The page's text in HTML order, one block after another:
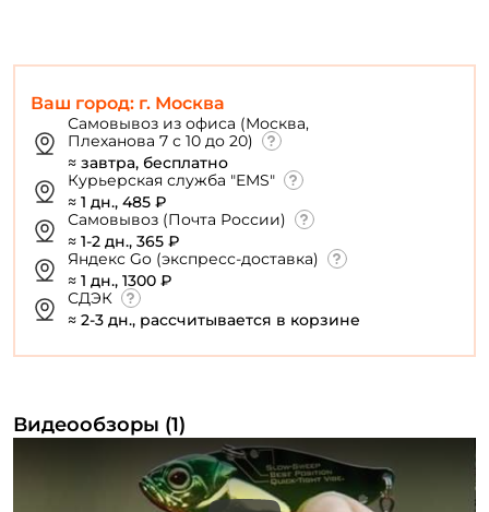
Ваш город: г. Москва
Самовывоз из офиса (Москва,
Плеханова 7 с 10 до 20)
≈ завтра, бесплатно
Курьерская служба "EMS"
≈ 1 дн., 485 ₽
Самовывоз (Почта России)
≈ 1-2 дн., 365 ₽
Яндекс Go (экспресс-доставка)
≈ 1 дн., 1300 ₽
СДЭК
≈ 2-3 дн., рассчитывается в корзине
Видеообзоры (1)